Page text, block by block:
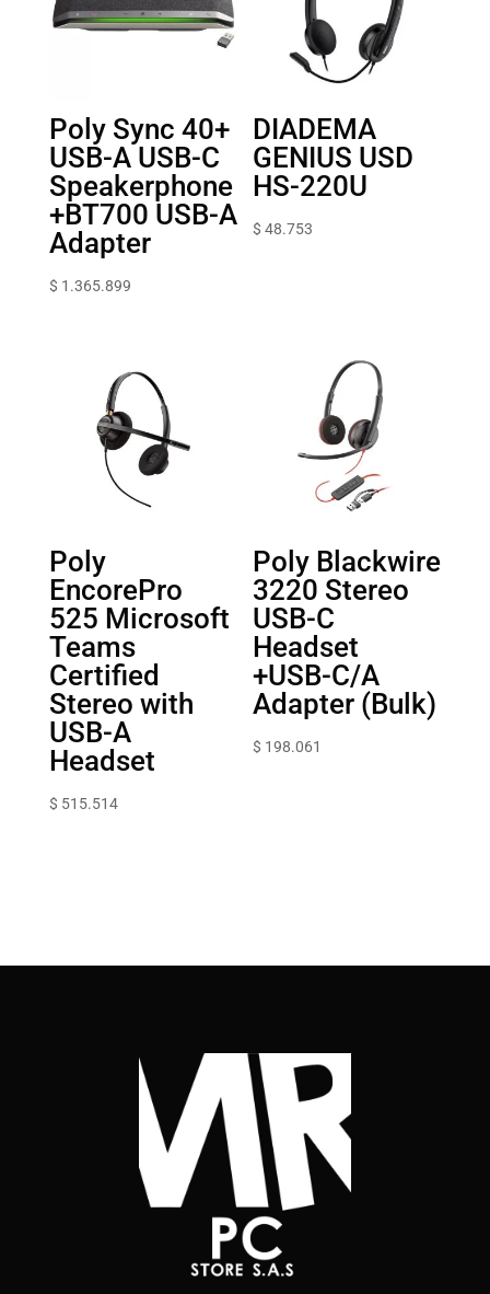
Poly Sync 40+
USB-A USB-C
Speakerphone
+BT700 USB-A
Adapter
$ 1.365.899
DIADEMA
GENIUS USD
HS-220U
$ 48.753
Poly
EncorePro
525 Microsoft
Teams
Certified
Stereo with
USB-A
Headset
$ 515.514
Poly Blackwire
3220 Stereo
USB-C
Headset
+USB-C/A
Adapter (Bulk)
$ 198.061